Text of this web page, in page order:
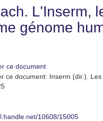
L'Inserm,
génome
ce document
ce document: Inserm (dir.).
10608/15005